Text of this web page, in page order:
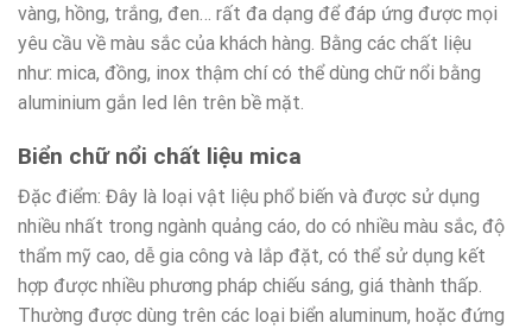
vàng, hồng, trắng, đen… rất đa dạng để đáp ứng được mọi
yêu cầu về màu sắc của khách hàng. Bằng các chất liệu
như: mica, đồng, inox thậm chí có thể dùng chữ nổi bằng
aluminium gắn led lên trên bề mặt.
Biển chữ nổi chất liệu mica
Đặc điểm: Đây là loại vật liệu phổ biến và được sử dụng
nhiều nhất trong ngành quảng cáo, do có nhiều màu sắc, độ
thẩm mỹ cao, dễ gia công và lắp đặt, có thể sử dụng kết
hợp được nhiều phương pháp chiếu sáng, giá thành thấp.
Thường được dùng trên các loại biển aluminum, hoặc đứng